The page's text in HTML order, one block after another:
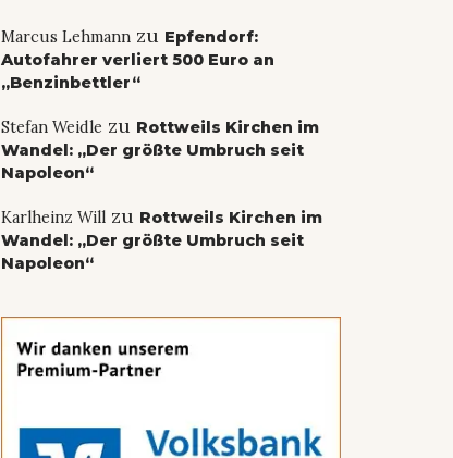
Marcus Lehmannzu Epfendorf:
Autofahrer verliert 500 Euro an
„Benzinbettler“
Stefan Weidle zu Rottweils Kirchen im
Wandel: „Der größte Umbruch seit
Napoleon“
Karlheinz Willzu Rottweils Kirchen im
Wandel: „Der größte Umbruch seit
Napoleon“